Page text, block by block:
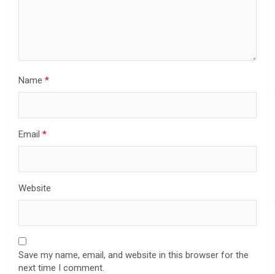
Name *
Email *
Website
Save my name, email, and website in this browser for the
next time I comment.